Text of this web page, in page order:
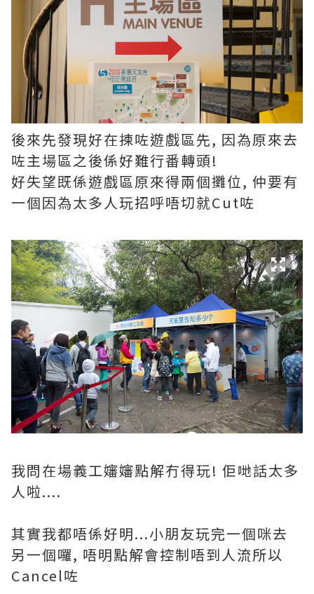
後來先發現好在揀咗遊戲區先, 因為原來去
咗主場區之後係好難行番轉頭!
好失望既係遊戲區原來得兩個攤位, 仲要有
一個因為太多人玩招呼唔切就Cut咗
我問在場義工嬸嬸點解冇得玩! 佢哋話太多
人啦....
其實我都唔係好明...小朋友玩完一個咪去
另一個囉, 唔明點解會控制唔到人流所以
Cancel咗